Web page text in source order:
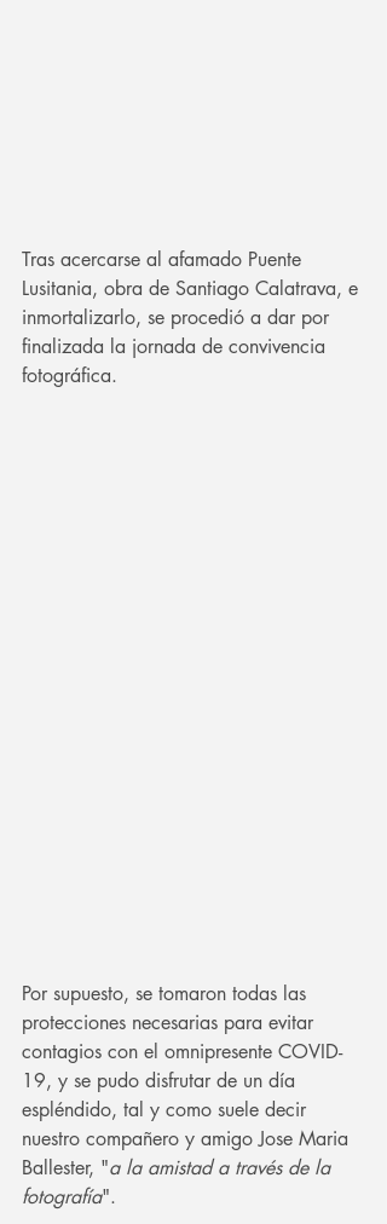
Tras acercarse al afamado Puente
Lusitania, obra de Santiago Calatrava, e
inmortalizarlo, se procedió a dar por
finalizada la jornada de convivencia
fotográfica.
Por supuesto, se tomaron todas las
protecciones necesarias para evitar
contagios con el omnipresente COVID-
19, y se pudo disfrutar de un día
espléndido, tal y como suele decir
nuestro compañero y amigo Jose Maria
Ballester, "a la amistad a través de la
fotografía".